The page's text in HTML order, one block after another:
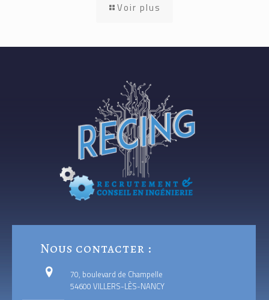
Voir plus
Nous contacter :
70, boulevard de Champelle
54600 VILLERS-LÈS-NANCY